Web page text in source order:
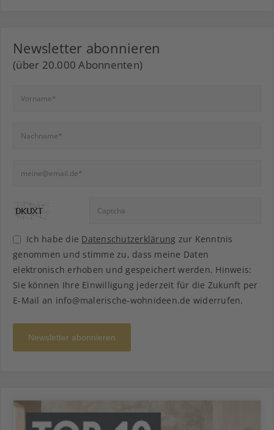
Newsletter abonnieren
(über 20.000 Abonnenten)
Ich habe die Datenschutzerklärung zur Kenntnis
genommen und stimme zu, dass meine Daten
elektronisch erhoben und gespeichert werden. Hinweis:
Sie können Ihre Einwilligung jederzeit für die Zukunft per
E-Mail an info@malerische-wohnideen.de widerrufen.